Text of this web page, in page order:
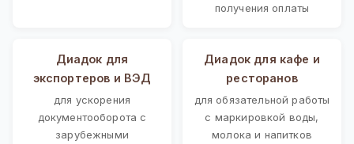
получения оплаты
Диадок для
экспортеров и ВЭД
для ускорения
документооборота с
зарубежными
Диадок для кафе и
ресторанов
для обязательной работы
с маркировкой воды,
молока и напитков